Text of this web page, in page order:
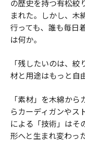
の歴史を持つ有松絞
まれた。しかし、木
行っても、誰も毎日
は何か。
「残したいのは、
材と用途はもっと自
「素材」を木綿か
らカーディガンやス
による「技術」はそ
形へと生まれ変わっ